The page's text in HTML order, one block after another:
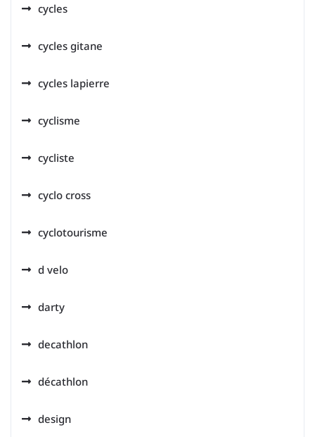
cycles
cycles gitane
cycles lapierre
cyclisme
cycliste
cyclo cross
cyclotourisme
d velo
darty
decathlon
décathlon
design